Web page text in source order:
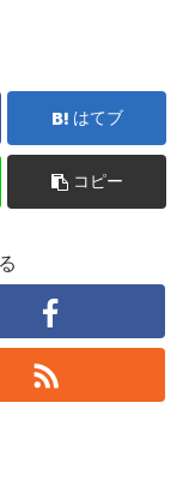
はてブ
コピー